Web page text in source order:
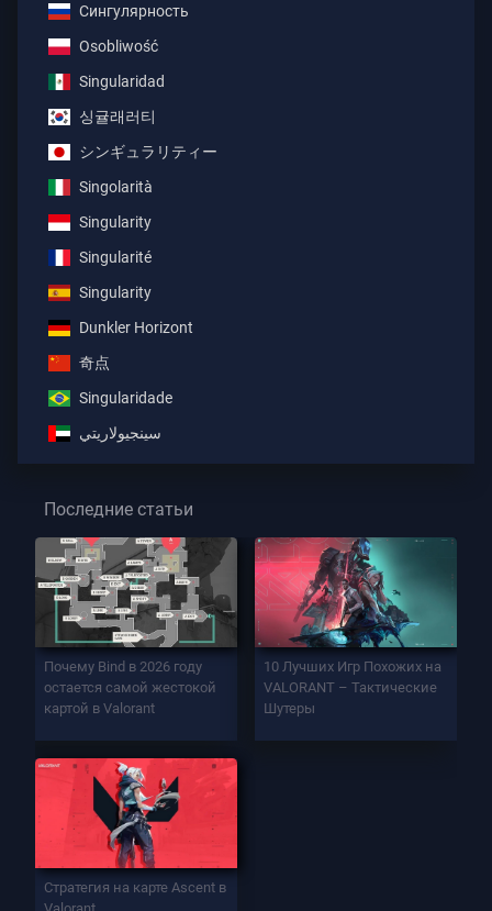
Сингулярность
Osobliwość
Singularidad
싱귤래러티
シンギュラリティー
Singolarità
Singularity
Singularité
Singularity
Dunkler Horizont
奇点
Singularidade
سينجيولاريتي
Последние статьи
Почему Bind в 2026 году
остается самой жестокой
картой в Valorant
10 Лучших Игр Похожих на
VALORANT – Тактические
Шутеры
Стратегия на карте Ascent в